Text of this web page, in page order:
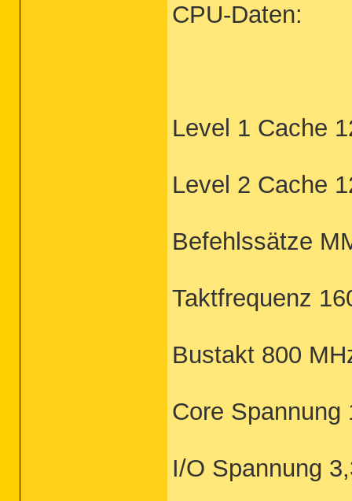
CPU-Daten:
Level 1 Cache
Level 2 Cache
Befehlssätze
Taktfrequenz
Bustakt 800
Core Spannung
I/O Spannung